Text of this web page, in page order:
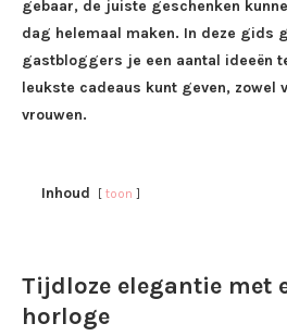
gebaar, de juiste geschenken
dag helemaal maken. In deze gids
gastbloggers je een aantal ideeën
leukste cadeaus kunt geven, zowel
vrouwen.
Inhoud toon
Tijdloze elegantie met
horloge